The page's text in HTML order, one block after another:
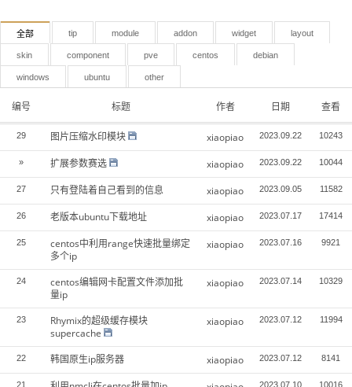
全部 tip module addon widget layout
skin component pve centos debian
windows ubuntu other
编号 标题 作者 日期 查看
29 图片压缩水印模块 xiaopiao 2023.09.22 10243
» 扩展参数赛选 xiaopiao 2023.09.22 10044
27 只有登陆着自己看到的信息 xiaopiao 2023.09.05 11582
26 老版本ubuntu下载地址 xiaopiao 2023.07.17 17414
25
centos中利用range快速批量绑定
多个ip
xiaopiao 2023.07.16 9921
24
centos编辑网卡配置文件添加批
量ip
xiaopiao 2023.07.14 10329
23
Rhymix的超级缓存模块
supercache
xiaopiao 2023.07.12 11994
22 韩国原生ip服务器 xiaopiao 2023.07.12 8141
21 2023.07.10 10016